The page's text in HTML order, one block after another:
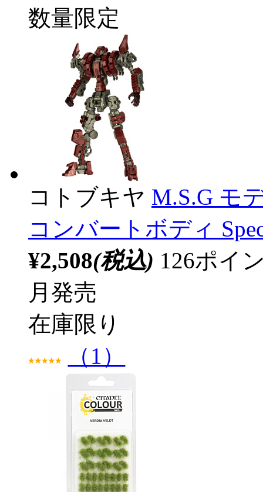
数量限定
コトブキヤ M.S.G モ
コンバートボディ
¥2,508(税込) 126ポイ
月発売
在庫限り
（1）